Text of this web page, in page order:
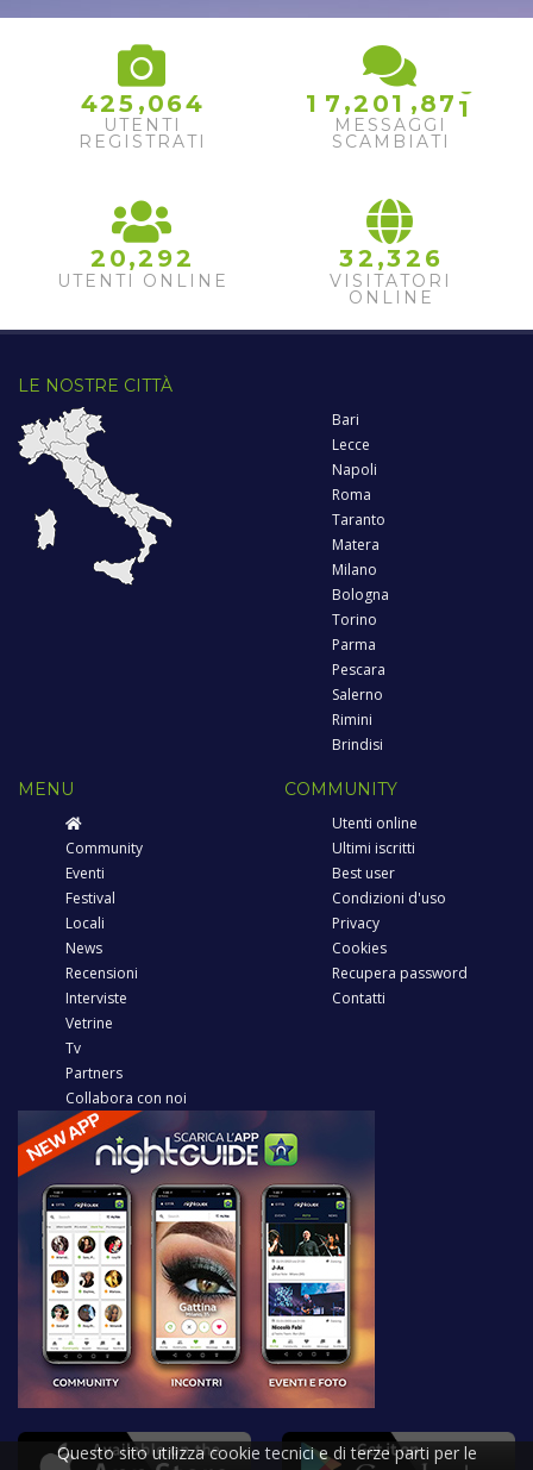
425 ,064
UTENTI
REGISTRATI
1 7 ,2 01 ,87 1
2
MESSAGGI
SCAMBIATI
2 0,2 92
UTENTI ONLINE
32 ,32 6
VISITATORI
ONLINE
LE NOSTRE CITTÀ
Bari
Lecce
Napoli
Roma
Taranto
Matera
Milano
Bologna
Torino
Parma
Pescara
Salerno
Rimini
Brindisi
MENU
Community
Eventi
Festival
Locali
News
Recensioni
Interviste
Vetrine
Tv
Partners
Collabora con noi
COMMUNITY
Utenti online
Ultimi iscritti
Best user
Condizioni d'uso
Privacy
Cookies
Recupera password
Contatti
Questo sito utilizza cookie tecnici e di terze parti per le